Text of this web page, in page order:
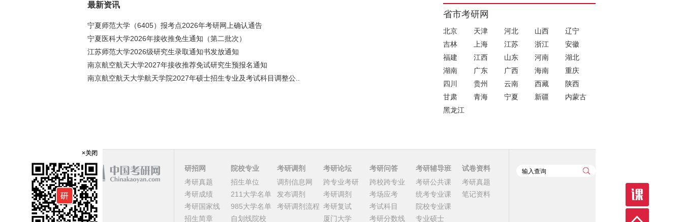
最新资讯
宁夏师范大学（6405）报考点2026年考研网上确认通告
宁夏医科大学2026年接收推免生通知（第二批次）
江苏师范大学2026级研究生录取通知书发放通知
南京航空航天大学2027年接收推荐免试研究生预报名通知
南京航空航天大学航天学院2027年硕士招生专业及考试科目调整公..
省市考研网
北京 天津 河北 山西
辽宁
吉林
上海 江苏 浙江
安徽
福建
江西 山东 河南
湖北
湖南
广东 广西 海南
重庆
四川
贵州 云南 西藏
陕西
甘肃
青海 宁夏 新疆
内蒙古
黑龙江
研招网
考研真题
考研成绩
考研国家线
招生简章
院校专业
招生单位
211大学名单
985大学名单
自划线院校
考研调剂
调剂信息网
发布调剂
考研调剂流程
考研论坛
跨专业考研
考研调剂
考研复试
厦门大学
考研问答
跨校跨专业
考场应考
考试科目
考研分数线
考研辅导班
考研公共课
统考专业课
院校专业课
专业硕士
试卷资料
考研真题
笔记资料
×关闭
课程
顶部